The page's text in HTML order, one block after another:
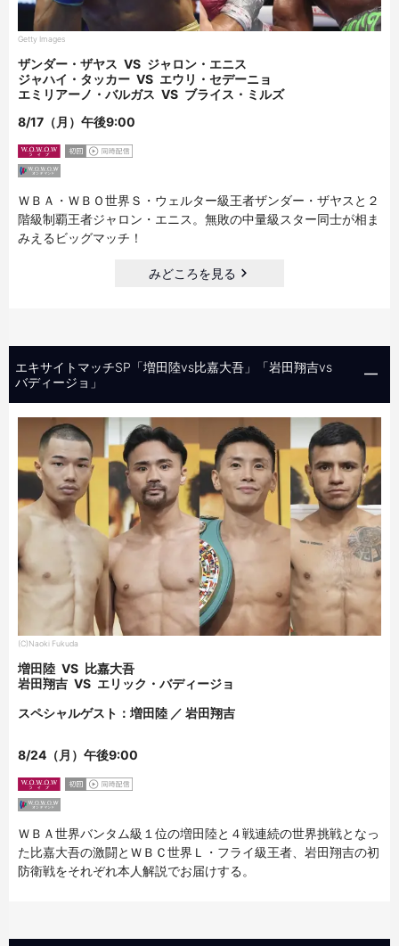
Getty Images
ザンダー・ザヤス VS ジャロン・エニス
ジャハイ・タッカー VS エウリ・セデーニョ
エミリアーノ・バルガス VS ブライス・ミルズ
8/17（月）午後9:00
ＷＢＡ・ＷＢＯ世界Ｓ・ウェルター級王者ザンダー・ザヤスと２
階級制覇王者ジャロン・エニス。無敗の中量級スター同士が相ま
みえるビッグマッチ！
みどころを見る
エキサイトマッチSP「増田陸vs比嘉大吾」「岩田翔吉vs
バディージョ」
(C)Naoki Fukuda
増田陸 VS 比嘉大吾
岩田翔吉 VS エリック・バディージョ
スペシャルゲスト：増田陸 ／ 岩田翔吉
8/24（月）午後9:00
ＷＢＡ世界バンタム級１位の増田陸と４戦連続の世界挑戦となっ
た比嘉大吾の激闘とＷＢＣ世界Ｌ・フライ級王者、岩田翔吉の初
防衛戦をそれぞれ本人解説でお届けする。